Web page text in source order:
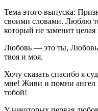
Тема этого выпуска:
своими словами. Люблю
который не заменит целая
Любовь — это ты,
твоя и моя.
Хочу сказать спасибо я
мне! Живи и помни ангел
тобой!